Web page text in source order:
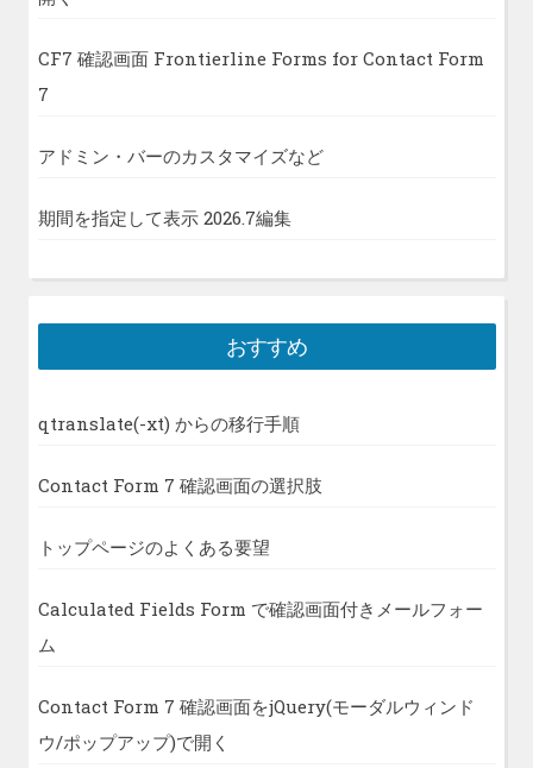
CF7 確認画面 Frontierline Forms for Contact Form
7
アドミン・バーのカスタマイズなど
期間を指定して表示 2026.7編集
おすすめ
qtranslate(-xt) からの移行手順
Contact Form 7 確認画面の選択肢
トップページのよくある要望
Calculated Fields Form で確認画面付きメールフォー
ム
Contact Form 7 確認画面をjQuery(モーダルウィンド
ウ/ポップアップ)で開く